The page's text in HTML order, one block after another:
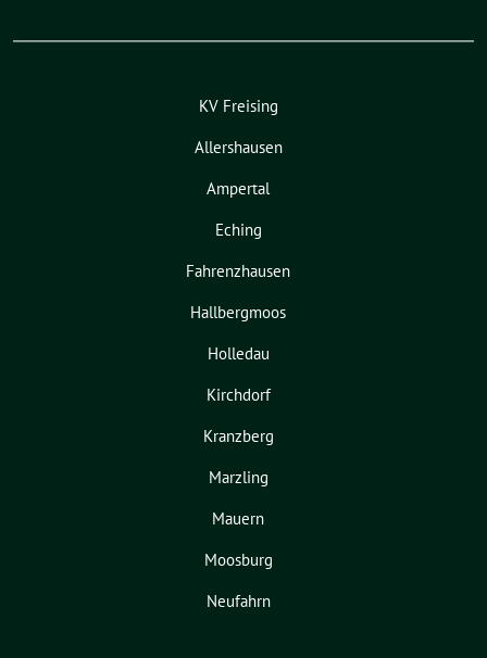
KV Freising
Allershausen
Ampertal
Eching
Fahrenzhausen
Hallbergmoos
Holledau
Kirchdorf
Kranzberg
Marzling
Mauern
Moosburg
Neufahrn